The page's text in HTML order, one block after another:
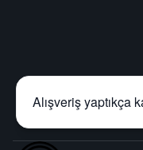
Alışveriş yaptıkça